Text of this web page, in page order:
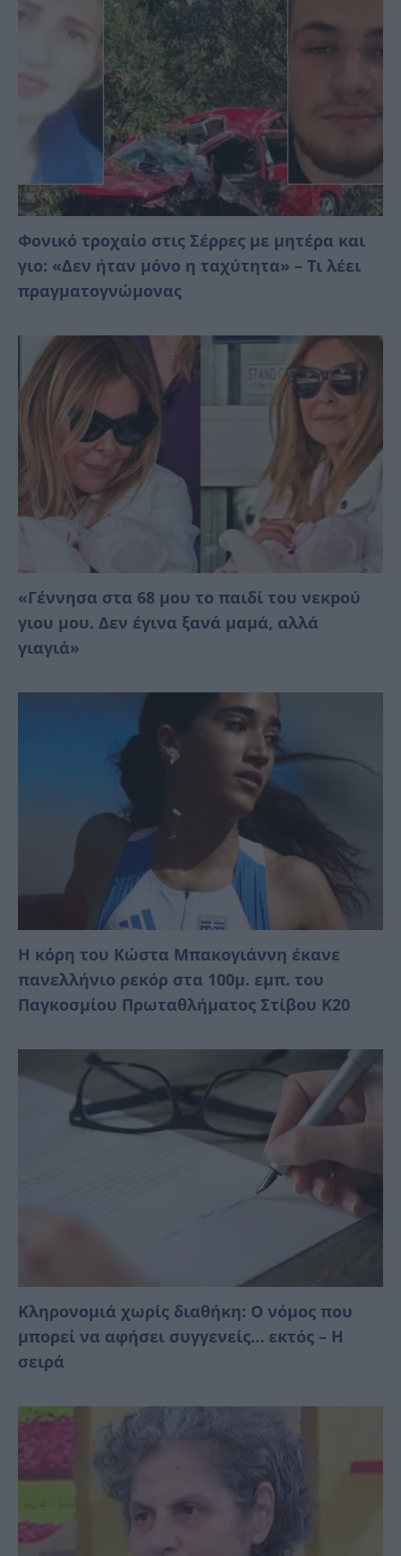
Φονικό τροχαίο στις Σέρρες με μητέρα και
γιο: «Δεν ήταν μόνο η ταχύτητα» – Τι λέει
πραγματογνώμονας
«Γέννησα στα 68 μου το παιδί του νεκpού
γιου μου. Δεν έγινα ξανά μαμά, αλλά
γιαγιά»
Η κόρη του Κώστα Μπακογιάννη έκανε
πανελλήνιο ρεκόρ στα 100μ. εμπ. του
Παγκοσμίου Πρωταθλήματος Στίβου Κ20
Κληρονομιά χωρίς διαθήκη: Ο νόμος που
μπορεί να αφήσει συγγενείς… εκτός – Η
σειρά